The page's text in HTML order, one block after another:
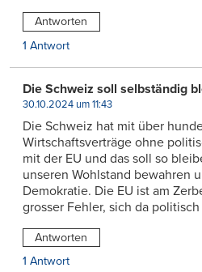
Antworten
1 Antwort
Die Schweiz soll selbständig
30.10.2024 um 11:43
Die Schweiz hat mit über
Wirtschaftsverträge ohne
mit der EU und das soll so
unseren Wohlstand bewahren
Demokratie. Die EU ist am
grosser Fehler, sich da
Antworten
1 Antwort